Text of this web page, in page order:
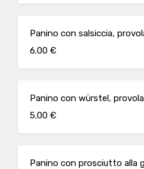
Panino con salsiccia,
6.00 €
Panino con würstel,
5.00 €
Panino con prosciutto alla